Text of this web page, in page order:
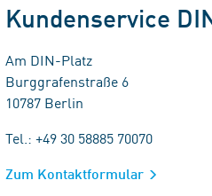
Kundenservice
Am DIN-Platz
Burggrafenstraße 6
10787 Berlin
Tel.: +49 30 58885 70070
Zum Kontaktformular